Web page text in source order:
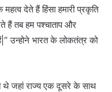
देते हैं हिंसा हमारी प्रकृति
हैं तब हम पश्चाताप और
उन्होने भारत के लोकतंत्र को
जहां राज्य एक दूसरे के साथ